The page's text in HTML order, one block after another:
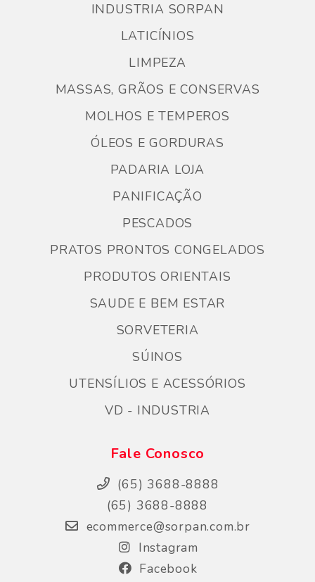
INDUSTRIA SORPAN
LATICÍNIOS
LIMPEZA
MASSAS, GRÃOS E CONSERVAS
MOLHOS E TEMPEROS
ÓLEOS E GORDURAS
PADARIA LOJA
PANIFICAÇÃO
PESCADOS
PRATOS PRONTOS CONGELADOS
PRODUTOS ORIENTAIS
SAUDE E BEM ESTAR
SORVETERIA
SÚINOS
UTENSÍLIOS E ACESSÓRIOS
VD - INDUSTRIA
Fale Conosco
(65) 3688-8888
(65) 3688-8888
ecommerce@sorpan.com.br
Instagram
Facebook